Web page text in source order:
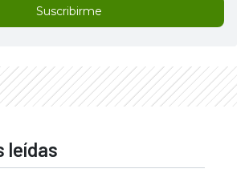
Suscribirme
leídas